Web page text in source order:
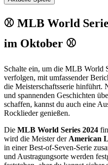
⚾ MLB World
im Oktober ⚾
Schalte ein, um die MLB World
verfolgen, mit umfassender
die Meisterschaftsserie hinführt.
und spannenden Geschichten
schaffen, kannst du auch eine
Rocklieder genießen.
Die MLB World Series 2024
wird die Meister der American
in einer Best-of-Seven-Serie
und Austragungsorte werden